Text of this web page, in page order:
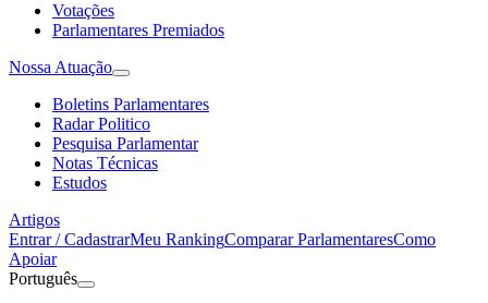
Votações
Parlamentares Premiados
Nossa Atuação
Boletins Parlamentares
Radar Politico
Pesquisa Parlamentar
Notas Técnicas
Estudos
Artigos
Entrar / CadastrarMeu RankingComparar ParlamentaresComo
Apoiar
Português